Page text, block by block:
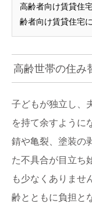
高齢者向け賃貸住
齢者向け賃貸住宅
高齢世帯の住み
子どもが独立し、
を持て余すように
錆や亀裂、塗装の
た不具合が目立ち
も少なくありませ
齢とともに負担と